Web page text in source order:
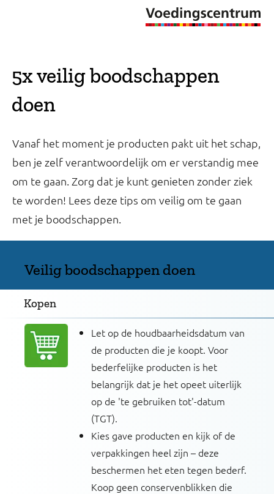
5x veilig boodschappen
doen
Vanaf het moment je producten pakt uit het schap,
ben je zelf verantwoordelijk om er verstandig mee
om te gaan. Zorg dat je kunt genieten zonder ziek
te worden! Lees deze tips om veilig om te gaan
met je boodschappen.
Veilig boodschappen doen
Kopen
Let op de houdbaarheidsdatum van
de producten die je koopt. Voor
bederfelijke producten is het
belangrijk dat je het opeet uiterlijk
op de 'te gebruiken tot'-datum
(TGT).
Kies gave producten en kijk of de
verpakkingen heel zijn – deze
beschermen het eten tegen bederf.
Koop geen conservenblikken die